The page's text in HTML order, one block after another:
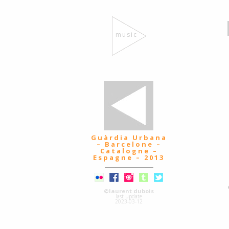
music
Guàrdia Urbana
– Barcelone –
Catalogne –
Espagne – 2013
©laurent dubois
last update
2023-03-12